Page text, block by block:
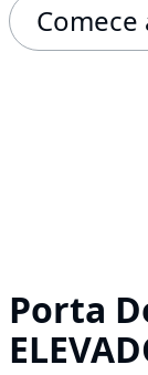
Porta